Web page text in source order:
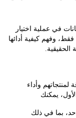
اختيار
كيفية أدائها
وأداء
في ذلك